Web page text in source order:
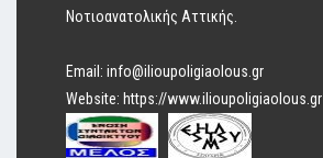
Νοτιοανατολικής Αττικής.
Email: info@ilioupoligiaolous.gr
Website: https://www.ilioupoligiaolous.gr